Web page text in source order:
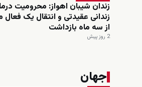
زندان شیبان اهواز: محرومیت
زندانی عقیدتی و انتقال یک
از سه ماه بازداشت
2 روز پیش
جهان